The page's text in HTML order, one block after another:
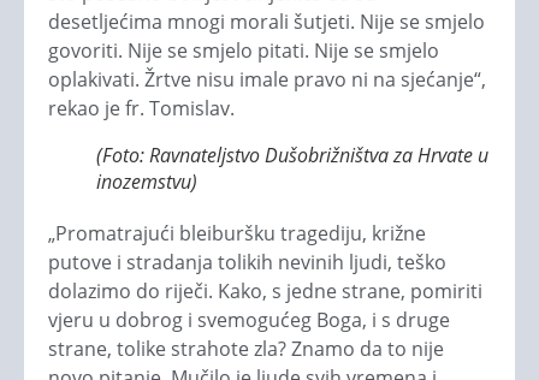
desetljećima mnogi morali šutjeti. Nije se smjelo
govoriti. Nije se smjelo pitati. Nije se smjelo
oplakivati. Žrtve nisu imale pravo ni na sjećanje“,
rekao je fr. Tomislav.
(Foto: Ravnateljstvo Dušobrižništva za Hrvate u
inozemstvu)
„Promatrajući bleiburšku tragediju, križne
putove i stradanja tolikih nevinih ljudi, teško
dolazimo do riječi. Kako, s jedne strane, pomiriti
vjeru u dobrog i svemogućeg Boga, i s druge
strane, tolike strahote zla? Znamo da to nije